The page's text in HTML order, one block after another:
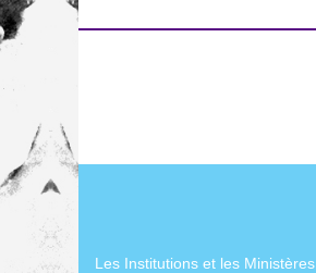
Les Institutions et les Ministères